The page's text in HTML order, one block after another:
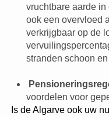
vruchtbare aarde
ook een overvloed
verkrijgbaar op de
stranden schoon
voordelen voor
Is de Algarve ook uw